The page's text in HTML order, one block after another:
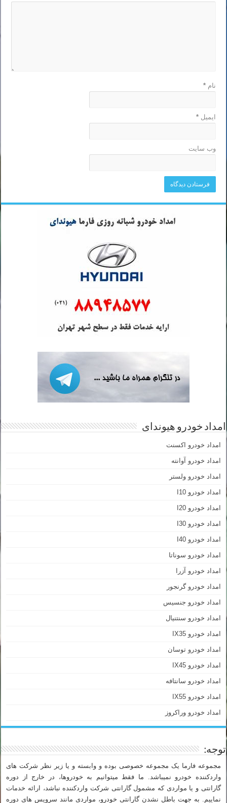
نام*
ایمیل*
وب‌ سایت
امداد خودرو هیوندای
امداد خودرو اکسنت
امداد خودرو آوانته
امداد خودرو ولستر
امداد خودرو I10
امداد خودرو I20
امداد خودرو I30
امداد خودرو I40
امداد خودرو سوناتا
امداد خودرو آزرا
امداد خودرو گرنجور
امداد خودرو جنسیس
امداد خودرو سنتنیال
امداد خودرو IX35
امداد خودرو توسان
امداد خودرو IX45
امداد خودرو سانتافه
امداد خودرو IX55
امداد خودرو وراکروز
توجه:
مجموعه فارما یک مجموعه خصوصی بوده و وابسته و یا زیر نظر شرکت های
واردکننده خودرو نمیباشد. ما فقط میتوانیم به خودروها، در خارج از دوره
گارانتی و یا مواردی که مشمول گارانتی شرکت واردکننده نباشد، ارائه خدمات
نماییم. به جهت باطل نشدن گارانتی خودرو، مواردی مانند سرویس های دوره